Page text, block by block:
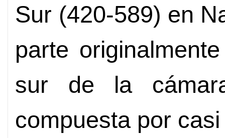
Sur (420-589) en
parte
sur de la
compuesta por